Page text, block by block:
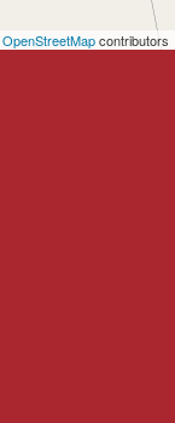
OpenStreetMapcontributors